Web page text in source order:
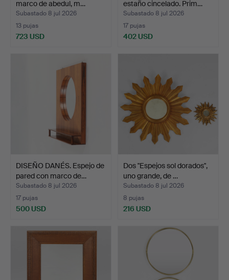
marco de abedul, m…
Subastado 8 jul 2026
13 pujas
723 USD
estaño cincelado. Prim…
Subastado 8 jul 2026
17 pujas
402 USD
DISEÑO DANÉS. Espejo de
pared con marco de…
Subastado 8 jul 2026
17 pujas
500 USD
Dos "Espejos sol dorados",
uno grande, de …
Subastado 8 jul 2026
8 pujas
216 USD